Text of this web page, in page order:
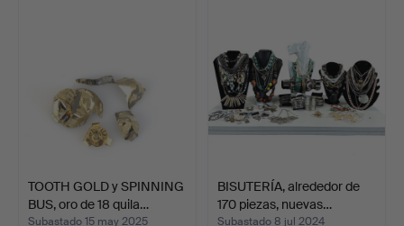
TOOTH GOLD y SPINNING
BUS, oro de 18 quila…
Subastado 15 may 2025
BISUTERÍA, alrededor de
170 piezas, nuevas…
Subastado 8 jul 2024